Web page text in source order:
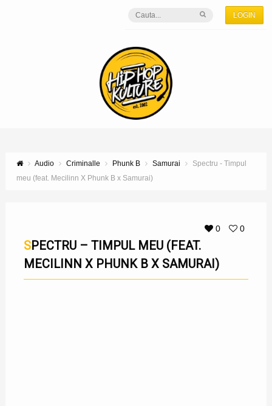
LOGIN
Audio Criminalle Phunk B Samurai
Spectru - Timpul
meu (feat. Mecilinn X Phunk B x Samurai)
0 0
SPECTRU – TIMPUL MEU (FEAT.
MECILINN X PHUNK B X SAMURAI)